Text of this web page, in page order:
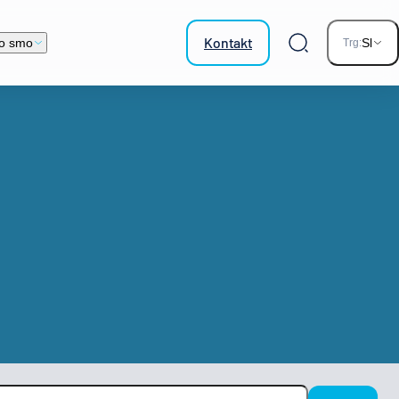
smo Kontakt
Iskalnik
Trg:Sl